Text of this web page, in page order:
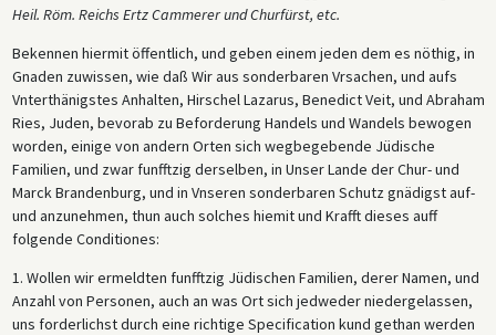
Heil. Röm. Reichs Ertz Cammerer und Churfürst, etc.
Bekennen hiermit öffentlich, und geben einem jeden dem es nöthig, in
Gnaden zuwissen, wie daß Wir aus sonderbaren Vrsachen, und aufs
Vnterthänigstes Anhalten, Hirschel Lazarus, Benedict Veit, und Abraham
Ries, Juden, bevorab zu Beforderung Handels und Wandels bewogen
worden, einige von andern Orten sich wegbegebende Jüdische
Familien, und zwar funfftzig derselben, in Unser Lande der Chur- und
Marck Brandenburg, und in Vnseren sonderbaren Schutz gnädigst auf-
und anzunehmen, thun auch solches hiemit und Krafft dieses auff
folgende Conditiones:
1. Wollen wir ermeldten funfftzig Jüdischen Familien, derer Namen, und
Anzahl von Personen, auch an was Ort sich jedweder niedergelassen,
uns forderlichst durch eine richtige Specification kund gethan werden